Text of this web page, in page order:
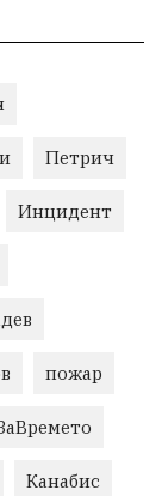
Петрич
Инцидент
пожар
Канабис